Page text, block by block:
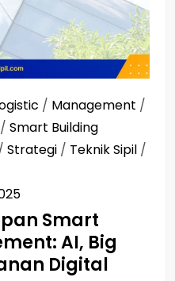
/ Management /
/ Smart Building
Strategi / Teknik Sipil /
Smart
AI, Big
Digital